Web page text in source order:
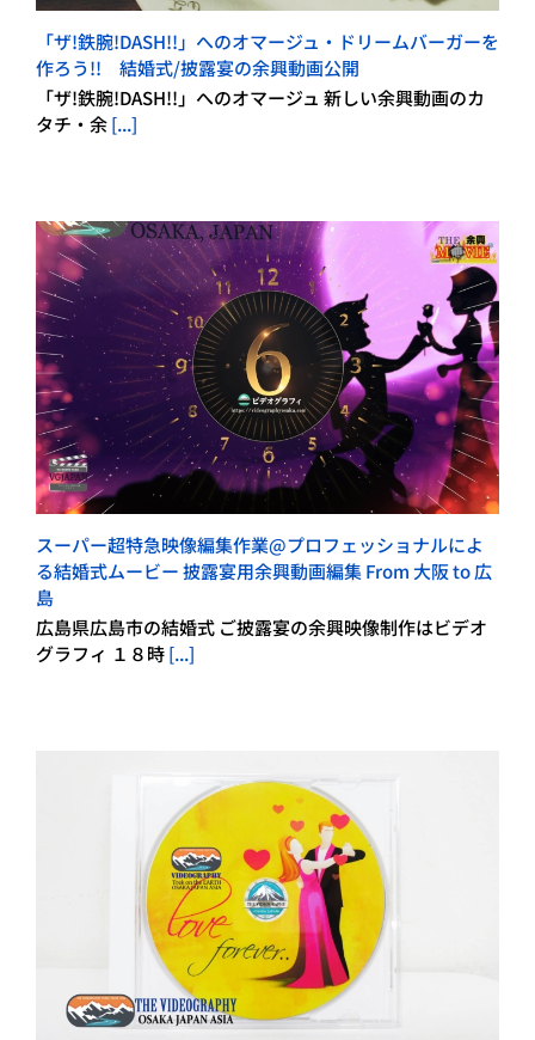
「ザ!鉄腕!DASH!!」へのオマージュ・ドリームバーガーを
作ろう!! 結婚式/披露宴の余興動画公開
「ザ!鉄腕!DASH!!」へのオマージュ 新しい余興動画のカ
タチ・余[...]
スーパー超特急映像編集作業@プロフェッショナルによ
る結婚式ムービー 披露宴用余興動画編集 From 大阪 to 広
島
広島県広島市の結婚式 ご披露宴の余興映像制作はビデオ
グラフィ １８時[...]